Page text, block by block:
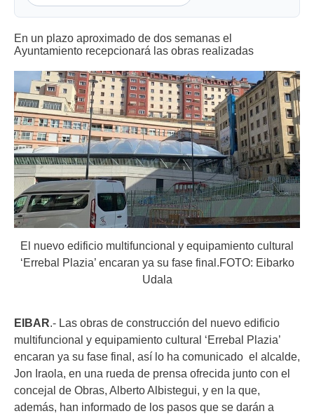
En un plazo aproximado de dos semanas el
Ayuntamiento recepcionará las obras realizadas
El nuevo edificio multifuncional y equipamiento cultural
‘Errebal Plazia’ encaran ya su fase final.FOTO: Eibarko
Udala
EIBAR.- Las obras de construcción del nuevo edificio
multifuncional y equipamiento cultural ‘Errebal Plazia’
encaran ya su fase final, así lo ha comunicado el alcalde,
Jon Iraola, en una rueda de prensa ofrecida junto con el
concejal de Obras, Alberto Albistegui, y en la que,
además, han informado de los pasos que se darán a